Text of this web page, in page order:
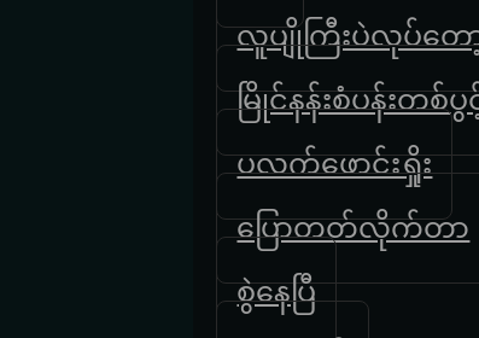
လူပျိုကြီးပဲလုပ်တ
မြိုင်နန်းစံပန်းတစ်ပွ
ပလက်ဖောင်းရှိုး
ပြောတတ်လိုက်တာ
စွဲနေပြီ